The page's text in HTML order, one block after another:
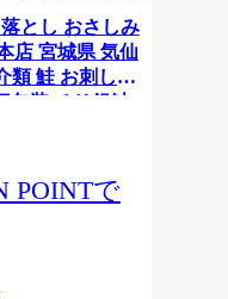
とし おさしみ
店 宮城県 気仙
類 鮭 お刺し身
包装 チリ銀鮭
POINTで